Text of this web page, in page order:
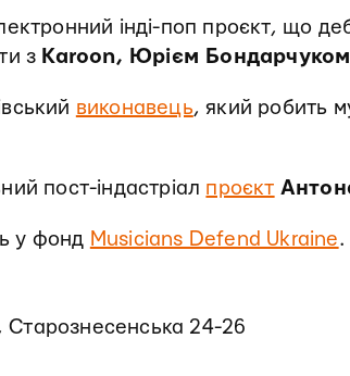
інді-поп проєкт, що
з Karoon, Юрієм Бондарчуком
виконавець, який робить
пост-індастріал проєкт
у фонд Musicians Defend Ukraine.
Старознесенська 24-26